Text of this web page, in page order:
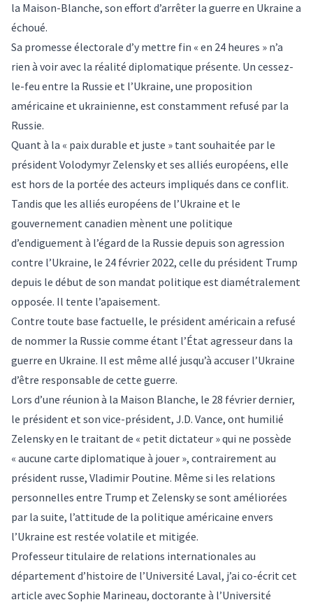
la Maison-Blanche, son effort d’arrêter la guerre en Ukraine a
échoué.
Sa promesse électorale d’y mettre fin « en 24 heures » n’a
rien à voir avec la réalité diplomatique présente. Un cessez-
le-feu entre la Russie et l’Ukraine, une proposition
américaine et ukrainienne, est constamment refusé par la
Russie.
Quant à la « paix durable et juste » tant souhaitée par le
président Volodymyr Zelensky et ses alliés européens, elle
est hors de la portée des acteurs impliqués dans ce conflit.
Tandis que les alliés européens de l’Ukraine et le
gouvernement canadien mènent une politique
d’endiguement à l’égard de la Russie depuis son agression
contre l’Ukraine, le 24 février 2022, celle du président Trump
depuis le début de son mandat politique est diamétralement
opposée. Il tente l’apaisement.
Contre toute base factuelle, le président américain a refusé
de nommer la Russie comme étant l’État agresseur dans la
guerre en Ukraine. Il est même allé jusqu’à accuser l’Ukraine
d’être responsable de cette guerre.
Lors d’une réunion à la Maison Blanche, le 28 février dernier,
le président et son vice-président, J.D. Vance, ont humilié
Zelensky en le traitant de « petit dictateur »qui ne possède
« aucune carte diplomatique à jouer », contrairement au
président russe, Vladimir Poutine. Même si les relations
personnelles entre Trump et Zelenskyse sont améliorées
par la suite, l’attitude de la politique américaine envers
l’Ukraine est restée volatile et mitigée.
Professeur titulaire de relations internationales au
département d’histoire de l’Université Laval, j’ai co-écrit cet
article avec Sophie Marineau, doctorante à l’Université